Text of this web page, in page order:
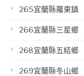
265宜蘭縣羅東鎮
266宜蘭縣三星鄉
268宜蘭縣五結鄉
269宜蘭縣冬山鄉